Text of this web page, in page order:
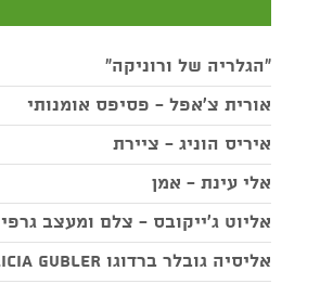
"הגלריה של ורוניקה"
אורית צ'אפל - פסיפס אומנותי
איריס הוניג - ציירת
אלי עינת - אמן
אליוט ג'ייקובס - צלם ומעצב גרפי
אליסיה גובלר ברדוגו Alicia Gubler